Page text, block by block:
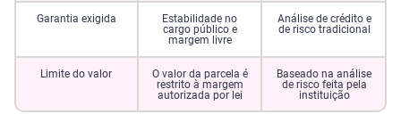
Garantia exigida
Estabilidade no
cargo público e
margem livre
Análise de crédito e
de risco tradicional
Limite do valor
O valor da parcela é
restrito à margem
autorizada por lei
Baseado na análise
de risco feita pela
instituição